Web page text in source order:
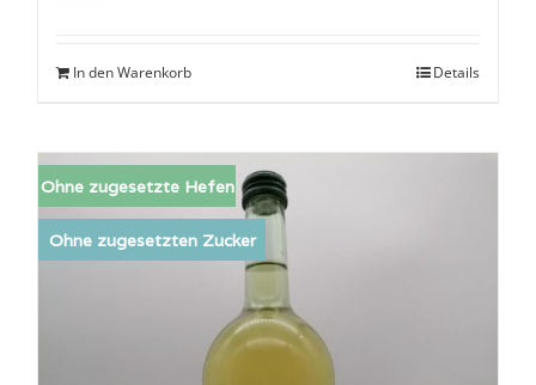
In den Warenkorb Details
Ohne zugesetzte Hefen
Ohne zugesetzten Zucker